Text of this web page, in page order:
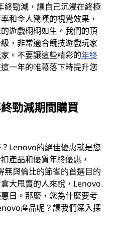
勁減，讓自己沉浸在終極
和令人驚嘆的視覺效果，
遊戲栩栩如生。我們的頂
，非常適合競技遊戲玩家
。不要讓這些精彩的年終
一年的帷幕落下時提升您
勁減期間購買
Lenovo的絕佳優惠就是您
產品和優質年終優惠，
與倫比的節省的首選目的
大甩賣的人來說，Lenovo
日。那麼，您為什麼要考
產品呢？讓我們深入探